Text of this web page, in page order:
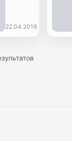
22.04.2019